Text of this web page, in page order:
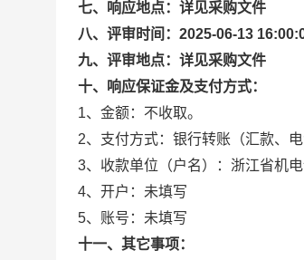
七、响应地点：详见采购文件
八、评审时间：2025-06-13
九、评审地点：详见采购文件
十、响应保证金及支付方式：
1、金额：不收取。
2、支付方式：银行转账（汇款、
3、收款单位（户名）：浙江省机
4、开户：未填写
5、账号：未填写
十一、其它事项：